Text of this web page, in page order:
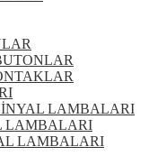
LAMBALARI
LAMBALARI
LAMBALARI